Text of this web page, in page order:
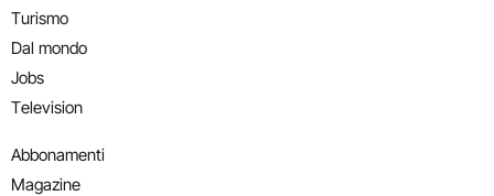
Turismo
Dal mondo
Jobs
Television
Abbonamenti
Magazine